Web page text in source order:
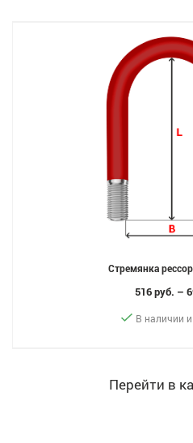
Стремянка
516 руб. –
В наличии
Перейти в